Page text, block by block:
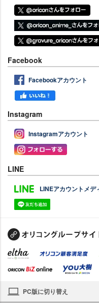
Facebook
Facebookアカウント
Instagram
Instagramアカウント
LINE
LINEアカウントメデ
PC版に切り替え